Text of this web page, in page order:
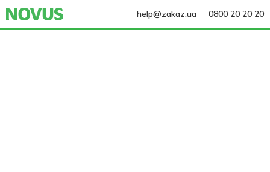
help@zakaz.ua 0800 20 20 20